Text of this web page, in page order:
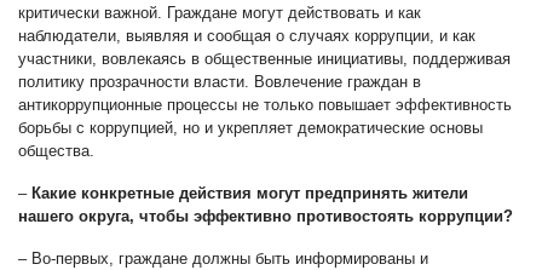
критически важной. Граждане могут действовать и как
наблюдатели, выявляя и сообщая о случаях коррупции, и как
участники, вовлекаясь в общественные инициативы, поддерживая
политику прозрачности власти. Вовлечение граждан в
антикоррупционные процессы не только повышает эффективность
борьбы с коррупцией, но и укрепляет демократические основы
общества.
–Какие конкретные действия могут предпринять жители
нашего округа, чтобы эффективно противостоять коррупции?
– Во-первых, граждане должны быть информированы и